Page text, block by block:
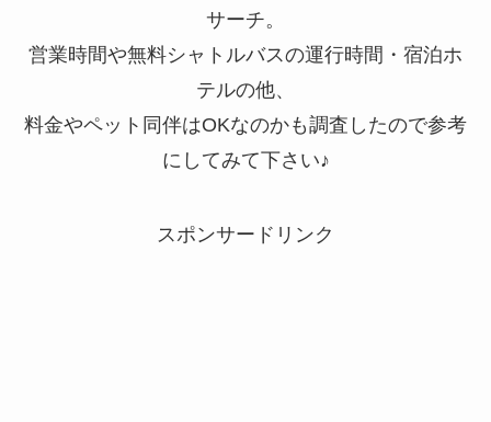
サーチ。
営業時間や無料シャトルバスの運行時間・宿泊ホ
テルの他、
料金やペット同伴はOKなのかも調査したので参考
にしてみて下さい♪
スポンサードリンク